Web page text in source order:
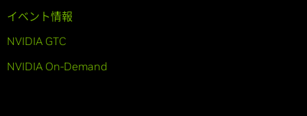
イベント情報
NVIDIA GTC
NVIDIA On-Demand